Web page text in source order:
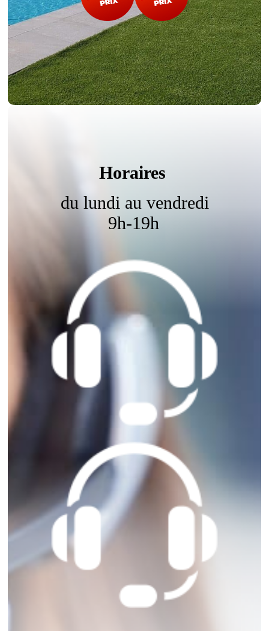
Horaires
du lundi au vendredi
9h-19h